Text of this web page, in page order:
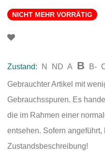
NICHT MEHR VORRÄTIG
Zustand: N ND A B B-
Gebrauchter Artikel mit
Gebrauchsspuren. Es
die im Rahmen einer
entsehen. Sofern
Zustandsbeschreibung!